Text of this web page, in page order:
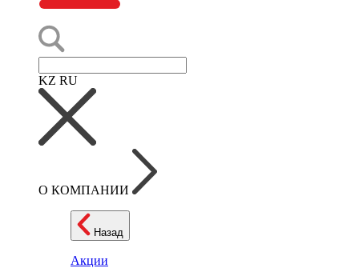
KZ RU
О КОМПАНИИ
Назад
Акции